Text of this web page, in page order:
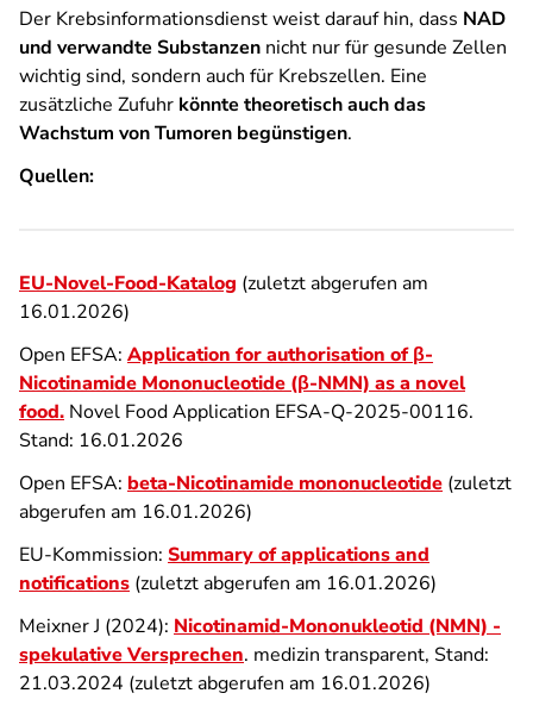
Der Krebsinformationsdienst weist darauf hin, dass NAD
und verwandte Substanzen nicht nur für gesunde Zellen
wichtig sind, sondern auch für Krebszellen. Eine
zusätzliche Zufuhr könnte theoretisch auch das
Wachstum von Tumoren begünstigen.
Quellen:
EU-Novel-Food-Katalog (zuletzt abgerufen am
16.01.2026)
Open EFSA: Application for authorisation of β-
Nicotinamide Mononucleotide (β-NMN) as a novel
food. Novel Food Application EFSA-Q-2025-00116.
Stand: 16.01.2026
Open EFSA: beta-Nicotinamide mononucleotide (zuletzt
abgerufen am 16.01.2026)
EU-Kommission: Summary of applications and
notifications (zuletzt abgerufen am 16.01.2026)
Meixner J (2024): Nicotinamid-Mononukleotid (NMN) -
spekulative Versprechen. medizin transparent, Stand:
21.03.2024 (zuletzt abgerufen am 16.01.2026)